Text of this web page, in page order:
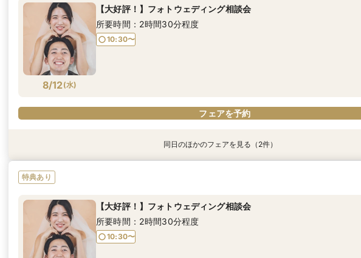
8/11(火 )
10:30〜
8/11(火 )
10:30〜
8/12(水)
【大好評！】フォトウェディング相談会
所要時間：2時間30分程度
10:30〜
フェアを予約
8/12(水)
10:30〜
8/12(水)
10:30〜
同日のほかのフェアを見る（2件）
特典あり
【大好評！】フォトウェディング相談会
所要時間：2時間30分程度
10:30〜